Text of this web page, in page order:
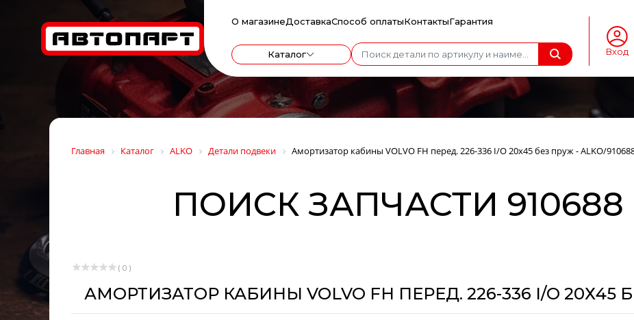
О магазинеДоставкаСпособ оплатыКонтактыГарантия
Каталог Вход
Главная Каталог ALKO Детали подвеки Амортизатор кабины VOLVO FH перед. 226-336 I/O 20х45 без пруж - ALKO/
ПОИСК ЗАПЧАСТИ 910688
( 0 )
АМОРТИЗАТОР КАБИНЫ VOLVO FH ПЕРЕД. 226-336 I/O 20Х45